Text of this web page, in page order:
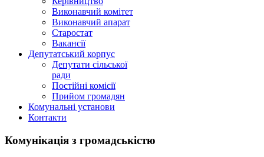
Виконавчий комітет
Виконавчий апарат
Старостат
Вакансії
Депутатський корпус
Депутати сільської
ради
Постійні комісії
Прийом громадян
Комунальні установи
Контакти
Комунікація з громадськістю